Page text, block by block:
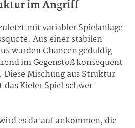
im Angriff
mit variabler Spielanlage
Aus einer stabilen
wurden Chancen geduldig
im Gegenstoß konsequent
Mischung aus Struktur
Kieler Spiel schwer
es darauf ankommen, die